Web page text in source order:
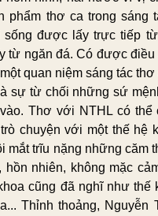
phẩm thơ ca trong sáng
được lấy trực tiếp
từ ngăn đá. Có được
quan niệm sáng tác
sự từ chối những sứ
Thơ với NTHL có thể
chuyện với một thế hệ
mắt trĩu nặng những căm
hồn nhiên, không mặc
cũng đã nghĩ như thế
Thỉnh thoảng, Nguyễn